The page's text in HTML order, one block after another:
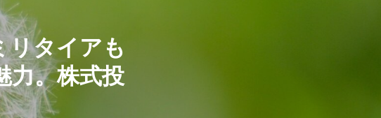
リタイアも
力。株式投